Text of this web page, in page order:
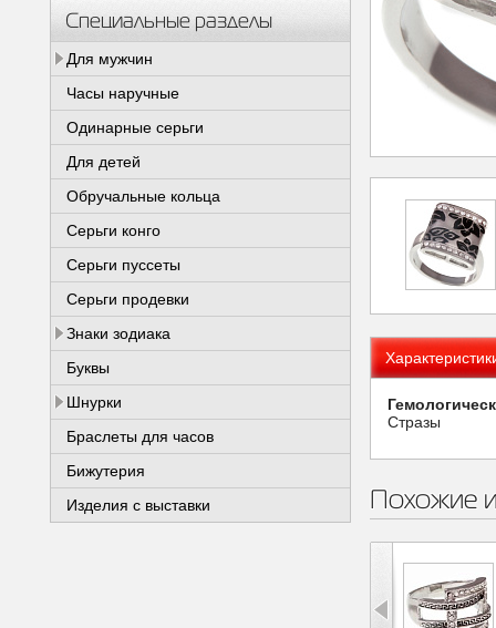
Специальные разделы
Для мужчин
Часы наручные
Одинарные серьги
Для детей
Обручальные кольца
Серьги конго
Серьги пуссеты
Серьги продевки
Знаки зодиака
Буквы
Шнурки
Браслеты для часов
Бижутерия
Изделия с выставки
Стразы
Похожие